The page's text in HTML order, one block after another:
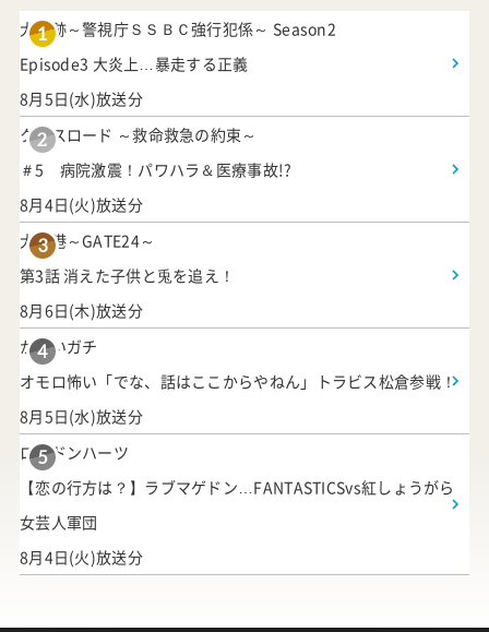
1
大追跡～警視庁ＳＳＢＣ強行犯係～ Season2
Episode3 大炎上…暴走する正義
8月5日(水)放送分
2
クロスロード ～救命救急の約束～
＃5 病院激震！パワハラ＆医療事故!?
8月4日(火)放送分
3
大空港～GATE24～
第3話 消えた子供と兎を追え！
8月6日(木)放送分
4
かまいガチ
オモロ怖い「でな、話はここからやねん」トラビス松倉参戦！
8月5日(水)放送分
5
ロンドンハーツ
【恋の行方は？】ラブマゲドン…FANTASTICSvs紅しょうがら
女芸人軍団
8月4日(火)放送分